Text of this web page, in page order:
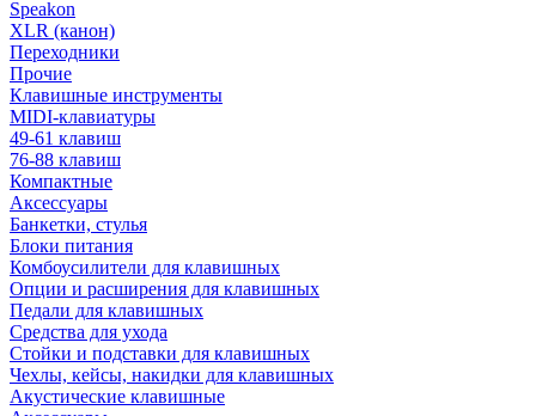
Speakon
XLR (канон)
Переходники
Прочие
Клавишные инструменты
MIDI-клавиатуры
49-61 клавиш
76-88 клавиш
Компактные
Аксессуары
Банкетки, стулья
Блоки питания
Комбоусилители для клавишных
Опции и расширения для клавишных
Педали для клавишных
Средства для ухода
Стойки и подставки для клавишных
Чехлы, кейсы, накидки для клавишных
Акустические клавишные